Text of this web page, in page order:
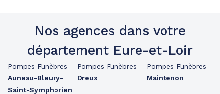
Nos agences dans votre
département Eure-et-Loir
Pompes Funèbres
Auneau-Bleury-
Saint-Symphorien
Pompes Funèbres
Dreux
Pompes Funèbres
Maintenon